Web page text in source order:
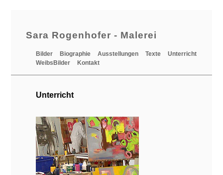
Sara Rogenhofer - Malerei
Bilder Biographie Ausstellungen Texte
Unterricht
WeibsBilder
Kontakt
Unterricht